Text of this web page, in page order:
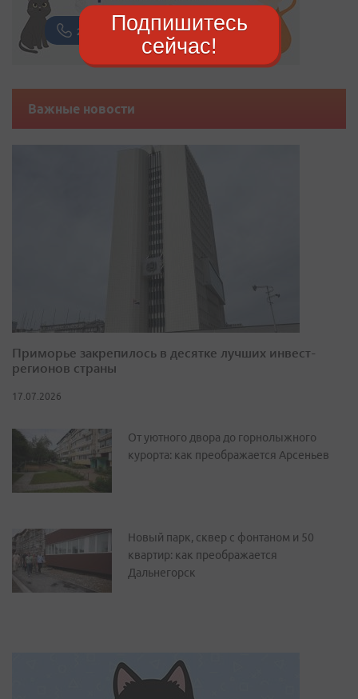
Важные новости
Приморье закрепилось в десятке лучших инвест-
регионов страны
17.07.2026
От уютного двора до горнолыжного
курорта: как преображается Арсеньев
Новый парк, сквер с фонтаном и 50
квартир: как преображается
Дальнегорск
Подпишитесь
сейчас!